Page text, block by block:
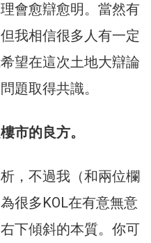
會愈辯愈明。當然有
我相信很多人有一定
望在這次土地大辯論
題取得共識。
市的良方。
，不過我（和兩位欄
很多KOL在有意無意
下傾斜的本質。你可